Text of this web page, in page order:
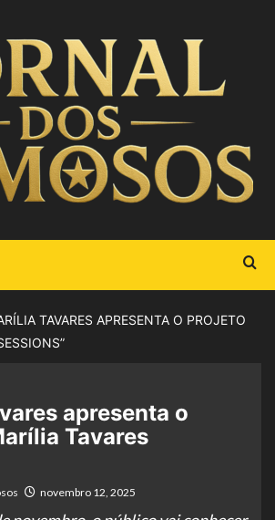
TAVARES APRESENTA O PROJETO
apresenta o
Tavares
novembro 12, 2025